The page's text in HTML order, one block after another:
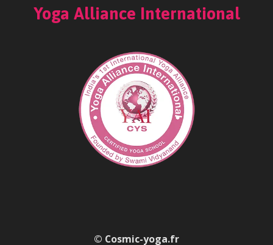
Yoga Alliance International
© Cosmic-yoga.fr